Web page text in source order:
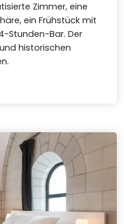
Zimmer, eine
ein Frühstück mit
Stunden-Bar. Der
historischen